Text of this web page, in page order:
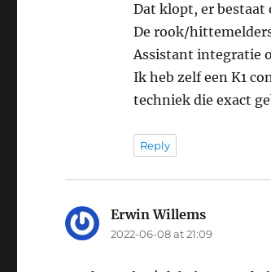
Dat klopt, er bestaat
De rook/
Assistant integratie
Ik heb zelf een K1
techniek die exact
Reply
Erwin Willems
2022-06-08 at 21:09